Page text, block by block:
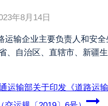
年8月14日
运输企业主要负责人和安
、自治区、直辖市、新疆
运输部关于印发《道路运